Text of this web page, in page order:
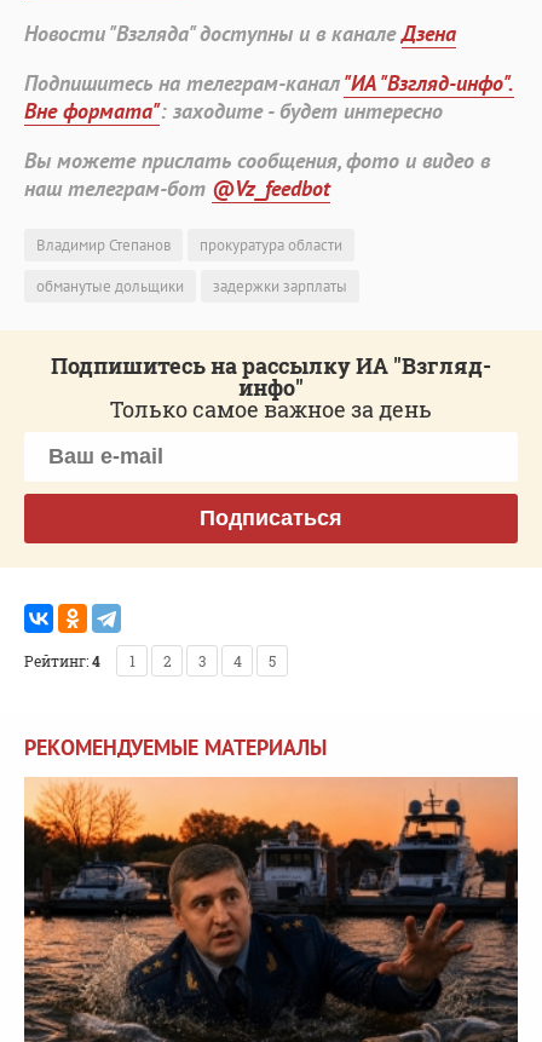
Новости "Взгляда" доступны и в каналеДзена
Подпишитесь на телеграм-канал"ИА "Взгляд-инфо".
Вне формата": заходите - будет интересно
Вы можете прислать сообщения, фото и видео в
наш телеграм-бот @Vz_feedbot
Владимир Степанов
прокуратура области
обманутые дольщики
задержки зарплаты
Подпишитесь на рассылку ИА "Взгляд-
инфо"
Только самое важное за день
Подписаться
Рейтинг:4 1 2 3 4 5
РЕКОМЕНДУЕМЫЕ МАТЕРИАЛЫ